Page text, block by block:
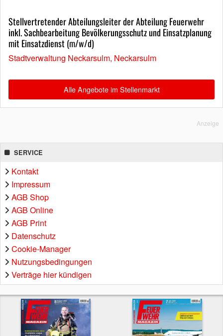
Stellvertretender Abteilungsleiter der Abteilung Feuerwehr
inkl. Sachbearbeitung Bevölkerungsschutz und Einsatzplanung
mit Einsatzdienst (m/w/d)
Stadtverwaltung Neckarsulm, Neckarsulm
Alle Angebote im Stellenmarkt
Anzeige
SERVICE
Kontakt
Impressum
AGB Shop
AGB Online
AGB Print
Datenschutz
Cookie-Manager
Nutzungsbedingungen
Verträge hier kündigen